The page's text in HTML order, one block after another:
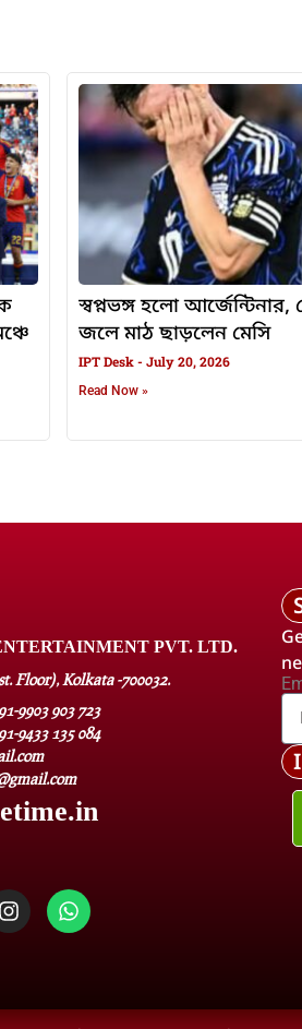
স্বপ্নভঙ্গ হলো
জলে মাঠ ছাড়লেন মেসি
IPT Desk July 20, 2026
Read Now »
PVT. LTD.
Floor), Kolkata -700032.
9903 903 723
9433 135 084